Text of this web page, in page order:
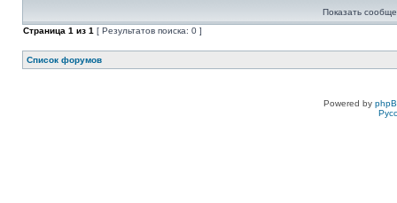
Показать
Страница 1 из 1 [ Результатов поиска: 0 ]
Список форумов
Powered by